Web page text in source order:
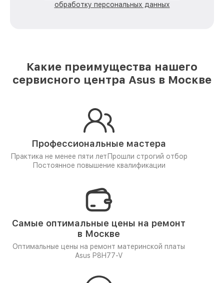
обработку персональных данных
Какие преимущества нашего
сервисного центра Asus в Москве
Профессиональные мастера
Практика не менее пяти лет Прошли строгий отбор
Постоянное повышение квалификации
Самые оптимальные цены на ремонт
в Москве
Оптимальные цены на ремонт материнской платы
Asus P8H77-V